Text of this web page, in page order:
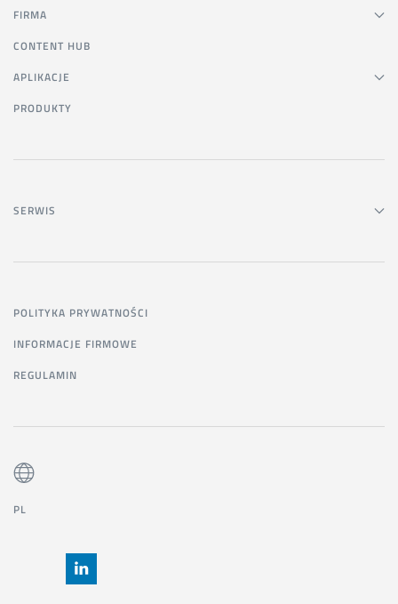
FIRMA
CONTENT HUB
APLIKACJE
PRODUKTY
SERWIS
POLITYKA PRYWATNOŚCI
INFORMACJE FIRMOWE
REGULAMIN
PL